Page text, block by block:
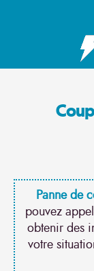
Panne de
pouvez
obtenir des
votre